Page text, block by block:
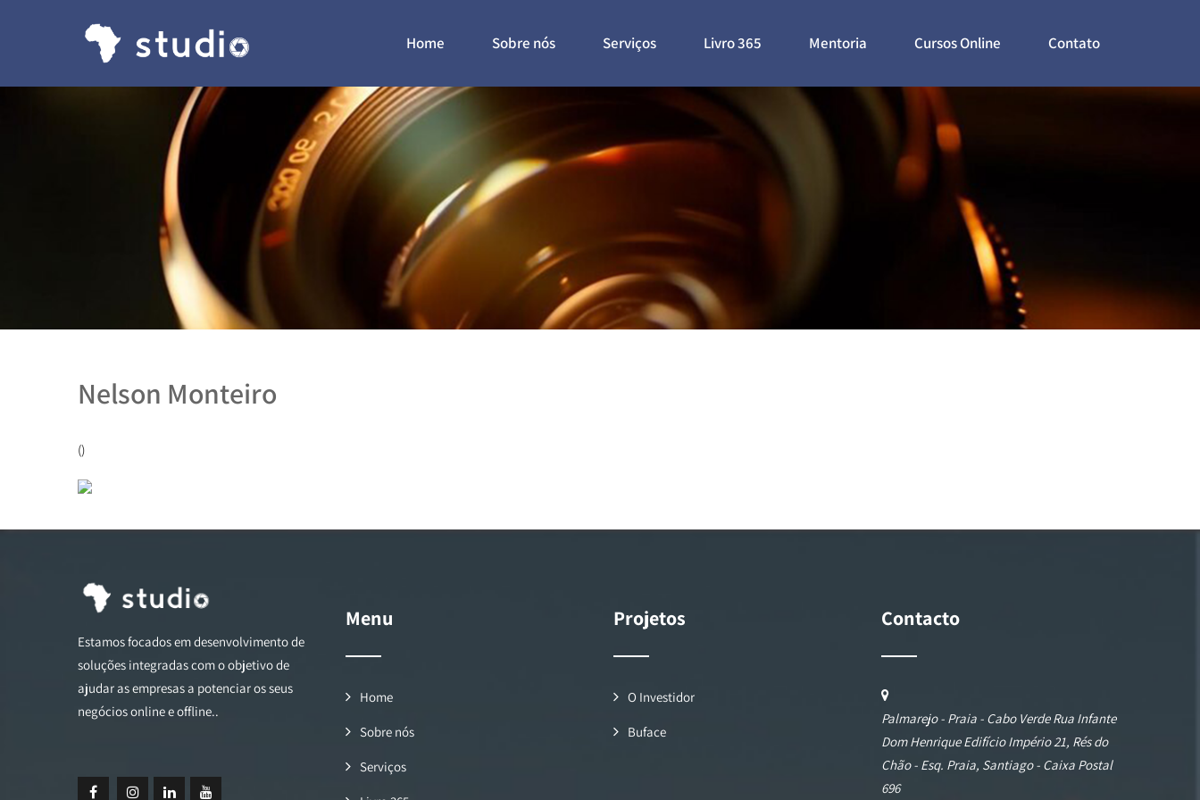
Home Sobre nós Serviços Livro 365 Mentoria Cursos Online Contato
Nelson Monteiro
()
Estamos focados em desenvolvimento de
soluções integradas com o objetivo de
ajudar as empresas a potenciar os seus
negócios online e offline..
Menu
Home
Sobre nós
Serviços
Projetos
O Investidor
Buface
Contacto
Palmarejo - Praia - Cabo Verde Rua Infante
Dom Henrique Edifício Império 21, Rés do
Chão - Esq. Praia, Santiago - Caixa Postal
696